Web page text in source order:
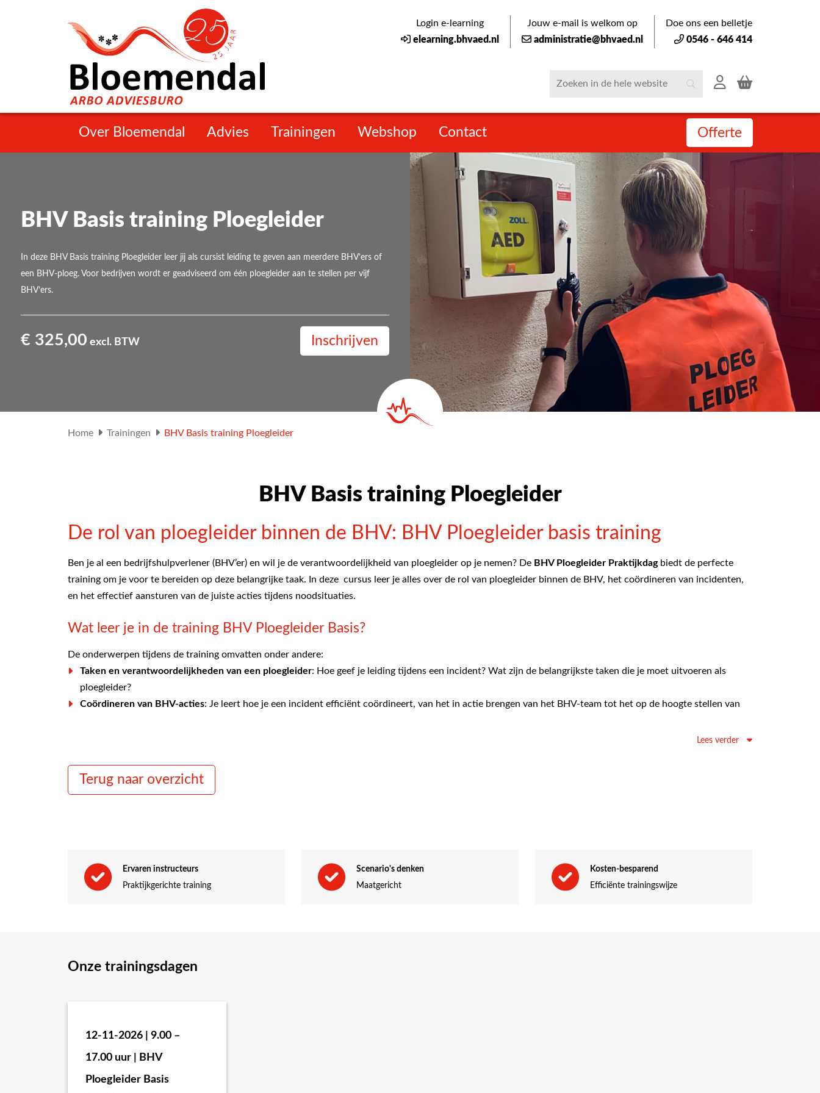
Login e-learning
elearning.bhvaed.nl
Jouw e-mail is welkom op
administratie@bhvaed.nl
Doe ons een belletje
0546 - 646 414
Over Bloemendal Advies Trainingen Webshop Contact Offerte
BHV Basis training Ploegleider
In deze BHV Basis training Ploegleider leer jij als cursist leiding te geven aan meerdere BHV’ers of
een BHV-ploeg. Voor bedrijven wordt er geadviseerd om één ploegleider aan te stellen per vijf
BHV’ers.
€ 325,00 excl. BTW Inschrijven
Home Trainingen BHV Basis training Ploegleider
BHV Basis training Ploegleider
De rol van ploegleider binnen de BHV: BHV Ploegleider basis training
Ben je al een bedrijfshulpverlener (BHV’er) en wil je de verantwoordelijkheid van ploegleider op je nemen? De BHV Ploegleider Praktijkdagbiedt de perfecte
training om je voor te bereiden op deze belangrijke taak. In deze cursus leer je alles over de rol van ploegleider binnen de BHV, het coördineren van incidenten,
en het effectief aansturen van de juiste acties tijdens noodsituaties.
Wat leer je in de training BHV Ploegleider Basis?
De onderwerpen tijdens de training omvatten onder andere:
Taken en verantwoordelijkheden van een ploegleider: Hoe geef je leiding tijdens een incident? Wat zijn de belangrijkste taken die je moet uitvoeren als
ploegleider?
Coördineren van BHV-acties: Je leert hoe je een incident efficiënt coördineert, van het in actie brengen van het BHV-team tot het op de hoogte stellen van
: Wat moet je doen bij brand, ontruiming of andere noodsituaties? Je leert de juiste procedures en hoe je snel en effectief reageert.
BHV Ploegleider Basis training praktijkdag
Het coördineren van een brandbestrijding
Het geven van duidelijke instructies aan je teamleden
Het oefenen met de inzet van verschillende blusmiddelen
Waarom kiezen voor de BHV Ploegleider?
BHV-competenties verbeteren
Met de BHV Ploegleider Praktijkdag
Lees verder
Terug naar overzicht
Ervaren instructeurs
Praktijkgerichte training
Scenario's denken
Maatgericht
Kosten-besparend
Efficiënte trainingswijze
Onze trainingsdagen
12-11-2026 | 9.00 –
17.00 uur | BHV
Ploegleider Basis